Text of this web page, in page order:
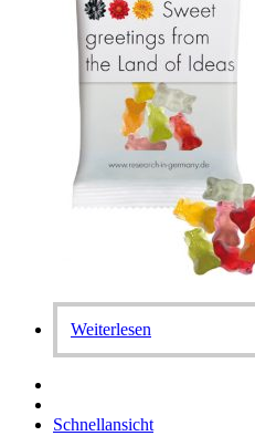
Weiterlesen
Schnellansicht